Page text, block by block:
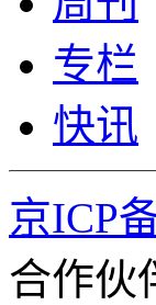
专栏
快讯
京ICP
合作伙